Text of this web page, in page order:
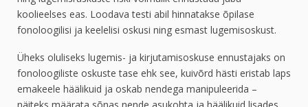
koolieelses eas. Loodava testi abil hinnatakse õpilase
fonoloogilisi ja keelelisi oskusi ning esmast lugemisoskust.
Üheks oluliseks lugemis- ja kirjutamisoskuse ennustajaks on
fonoloogiliste oskuste tase ehk see, kuivõrd hästi eristab laps
emakeele häälikuid ja oskab nendega manipuleerida –